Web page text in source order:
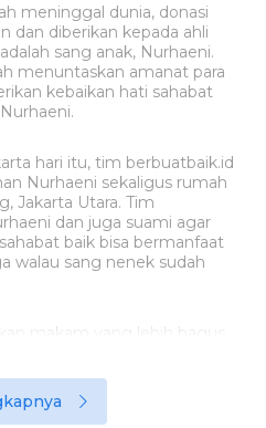
meninggal dunia, donasi
dan diberikan kepada ahli
sang anak, Nurhaeni.
menuntaskan amanat para
kebaikan hati sahabat
hari itu, tim berbuatbaik.id
Nurhaeni sekaligus rumah
Jakarta Utara. Tim
dan juga suami agar
baik bisa bermanfaat
walau sang nenek sudah
makam yang lebih bagus
yang hanya berdinding